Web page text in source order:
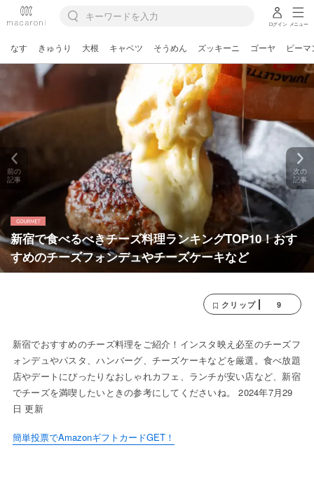
ログイン メニュー
なす きゅうり 大根 キャベツ そうめん ズッキーニ ゴーヤ ピーマ
新宿で食べるべきチーズ料理ランキングTOP10！おす
すめのチーズフォンデュやチーズケーキなど
前の
記事
次の
記事
クリップ 9
新宿でおすすめのチーズ料理をご紹介！インスタ映え必至のチーズフ
ォンデュやパスタ、ハンバーグ、チーズケーキなどを厳選。食べ放題
店やデートにぴったりなおしゃれカフェ、ランチが安い店など、新宿
でチーズを満喫したいときの参考にしてくださいね。 2024年7月29
日 更新
簡単投票でAmazonギフトカードGET！